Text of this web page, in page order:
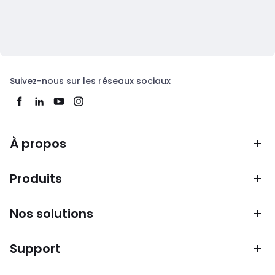
Suivez-nous sur les réseaux sociaux
À propos
Produits
Nos solutions
Support